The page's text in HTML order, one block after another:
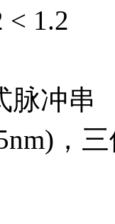
1.2
脉冲串
，